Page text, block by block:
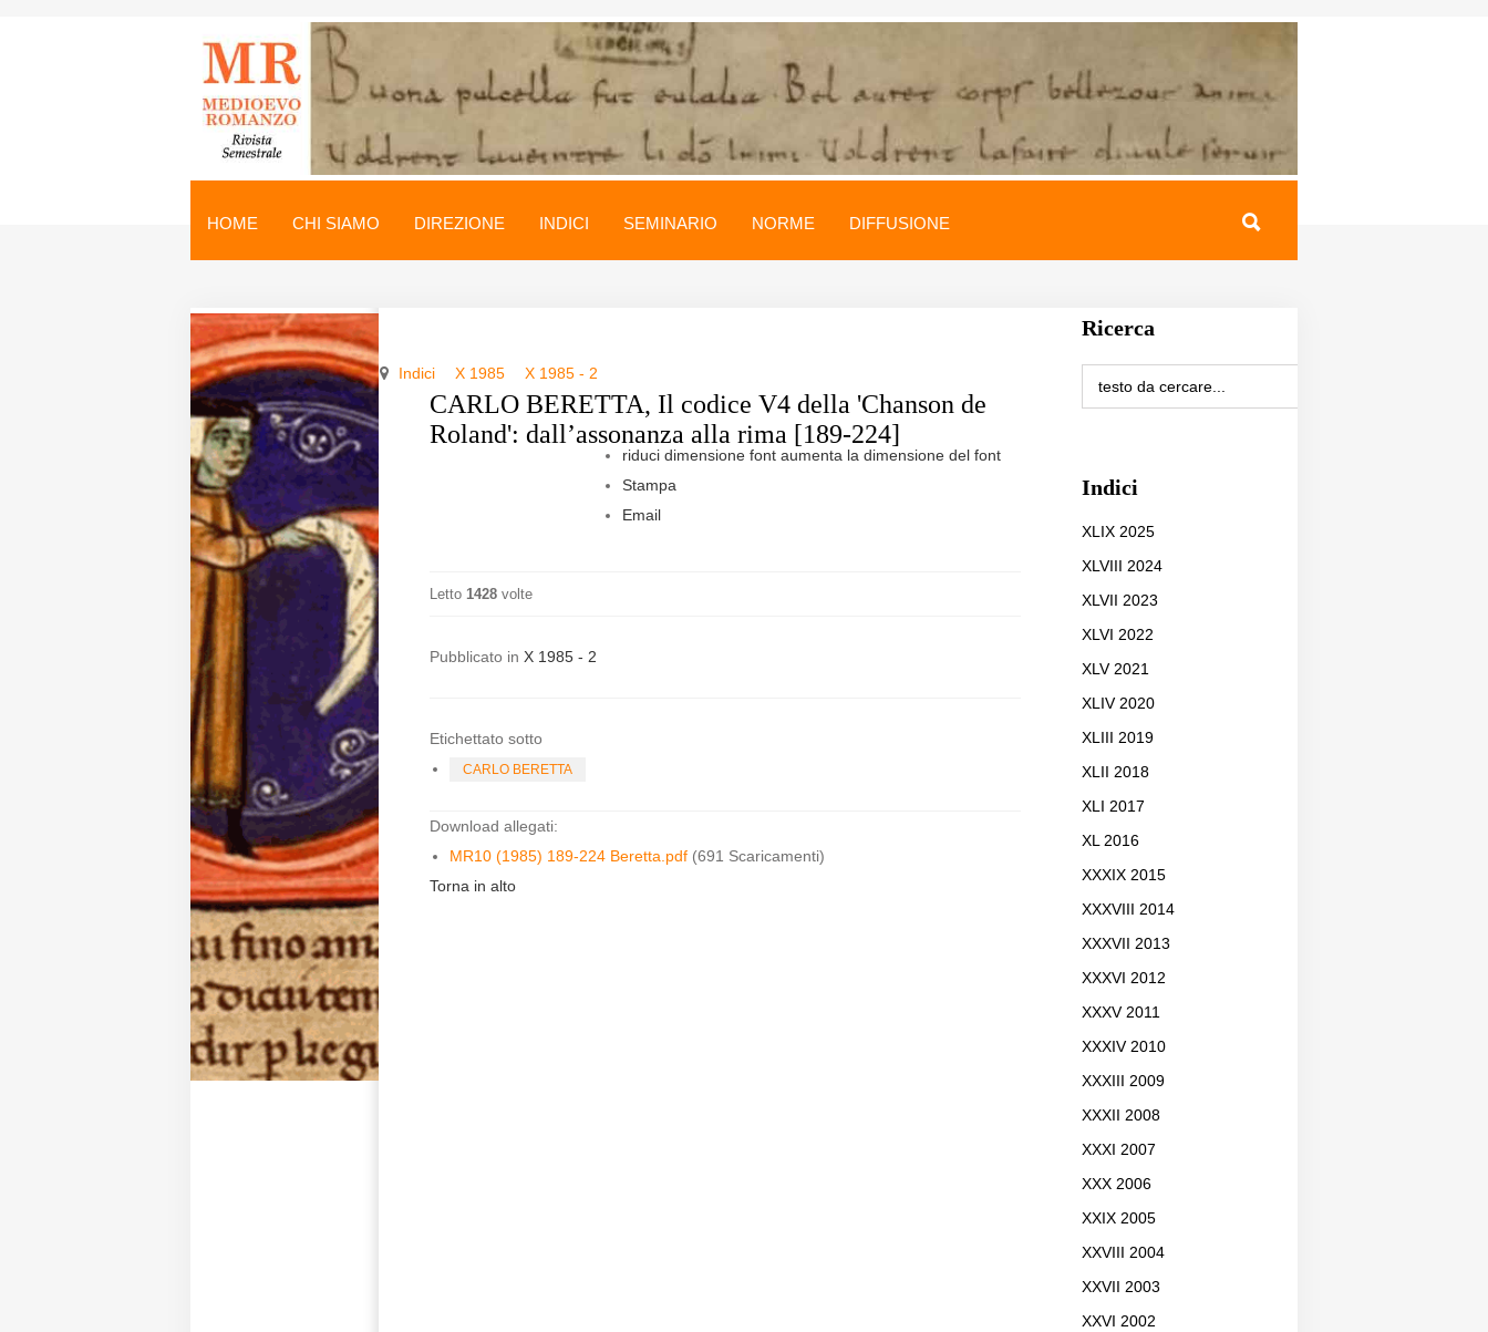
Medioevo Romanzo
direzione@medioevoromanzo.it
HOME CHI SIAMO DIREZIONE INDICI SEMINARIO NORME DIFFUSIONE
Indici X 1985 X 1985 - 2
CARLO BERETTA, Il codice V4 della 'Chanson de
Roland': dall’assonanza alla rima [189-224]
riduci dimensione font aumenta la dimensione del font
Stampa
Email
Letto 1428 volte
Pubblicato in X 1985 - 2
Etichettato sotto
CARLO BERETTA
Download allegati:
MR10 (1985) 189-224 Beretta.pdf (691 Scaricamenti)
Torna in alto
Ricerca
Indici
XLIX 2025
XLVIII 2024
XLVII 2023
XLVI 2022
XLV 2021
XLIV 2020
XLIII 2019
XLII 2018
XLI 2017
XL 2016
XXXIX 2015
XXXVIII 2014
XXXVII 2013
XXXVI 2012
XXXV 2011
XXXIV 2010
XXXIII 2009
XXXII 2008
XXXI 2007
XXX 2006
XXIX 2005
XXVIII 2004
XXVII 2003
XXVI 2002